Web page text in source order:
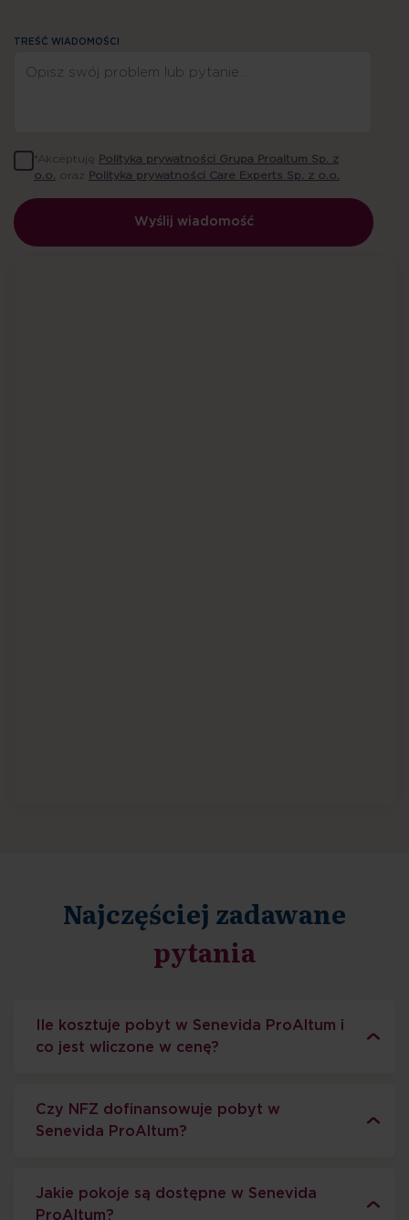
TREŚĆ WIADOMOŚCI
*Akceptuję
Polityka prywatności Grupa Proaltum Sp. z
o.o.
oraz Polityka prywatności Care Experts Sp. z o.o.
Najczęściej zadawane
pytania
Ile kosztuje pobyt w Senevida ProAltum i
co jest wliczone w cenę?
Czy NFZ dofinansowuje pobyt w
Senevida ProAltum?
Jakie pokoje są dostępne w Senevida
ProAltum?